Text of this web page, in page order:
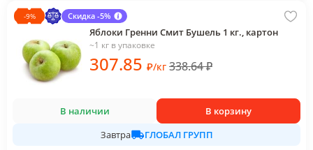
-9% Скидка -5%
Яблоки Гренни Смит Бушель 1 кг., картон
~1 кг в упаковке
307.85 ₽/кг 338.64₽
В наличии
В корзину
Завтра
ГЛОБАЛ ГРУПП